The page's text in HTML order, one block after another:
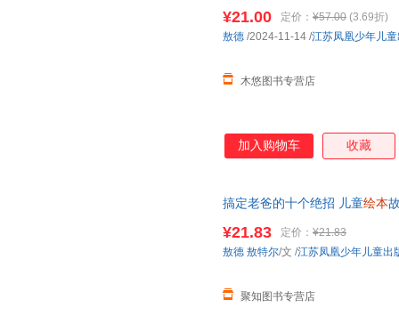
¥21.00 定价： ¥57.00 (3.69折)
木悠图书专营店
敖德 /2024-11-14 /江苏凤凰少年儿
加入购物车 收藏
搞定老爸的十个绝招 儿童绘本
¥21.83 定价： ¥21.83
聚知图书专营店
敖德 敖特尔/文 /江苏凤凰少年儿童出